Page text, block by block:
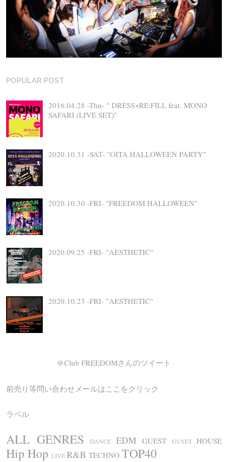
POPULAR POST
2016.04.28 -Thu- " DRESS×RE:FILL feat. MONO
SAFARI (LIVE SET)"
2020.10.31 -SAT- "OITA HALLOWEEN PARTY"
2020.10.30 -FRI- "FREEDOM HALLOWEEN"
2020.09.25 -FRI- "AESTHETIC"
2020.10.23 -FRI- "AESTHETIC"
@Club FREEDOMさんのツイート
前売り等問い合わせメールはここをクリック
ラベル
ALL GENRES DANCE EDM GUEST GUSET HOUSE
Hip Hop LIVER&B TECHNO TOP40